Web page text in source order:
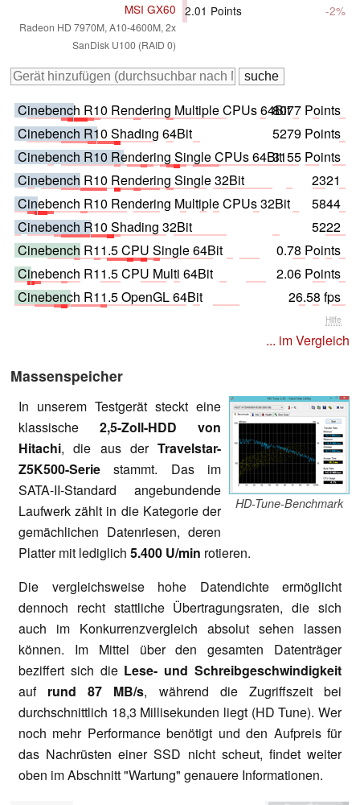
MSI GX60
Radeon HD 7970M, A10-4600M, 2x
SanDisk U100 (RAID 0)
2.01 Points -2%
Cinebench R10 Rendering Multiple CPUs 64Bit8077 Points
Cinebench R10 Shading 64Bit
5279 Points
Cinebench R10 Rendering Single CPUs 64Bit3155 Points
Cinebench R10 Rendering Single 32Bit
2321
Cinebench R10 Rendering Multiple CPUs 32Bit
5844
Cinebench R10 Shading 32Bit
5222
Cinebench R11.5 CPU Single 64Bit
0.78 Points
Cinebench R11.5 CPU Multi 64Bit
2.06 Points
Cinebench R11.5 OpenGL 64Bit
26.58 fps
Hilfe
... im Vergleich
Massenspeicher
HD-Tune-Benchmark
In unserem Testgerät steckt eine
klassische 2,5-Zoll-HDD von
Hitachi, die aus der Travelstar-
Z5K500-Serie stammt. Das im
SATA-II-Standard angebundende
Laufwerk zählt in die Kategorie der
gemächlichen Datenriesen, deren
Platter mit lediglich 5.400 U/min rotieren.
Die vergleichsweise hohe Datendichte ermöglicht
dennoch recht stattliche Übertragungsraten, die sich
auch im Konkurrenzvergleich absolut sehen lassen
können. Im Mittel über den gesamten Datenträger
beziffert sich die Lese- und Schreibgeschwindigkeit
auf rund 87 MB/s, während die Zugriffszeit bei
durchschnittlich 18,3 Millisekunden liegt (HD Tune). Wer
noch mehr Performance benötigt und den Aufpreis für
das Nachrüsten einer SSD nicht scheut, findet weiter
oben im Abschnitt "Wartung" genauere Informationen.